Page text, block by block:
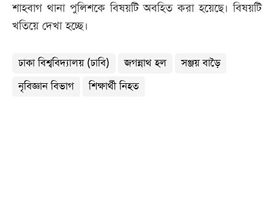
শাহবাগ থানা পুলিশকে বিষয়টি অবহিত করা হয়েছে। বিষয়টি
খতিয়ে দেখা হচ্ছে।
ঢাকা বিশ্ববিদ্যালয় (ঢাবি) জগন্নাথ হল
সঞ্জয় বাড়ৈ
নৃবিজ্ঞান বিভাগ
শিক্ষার্থী নিহত